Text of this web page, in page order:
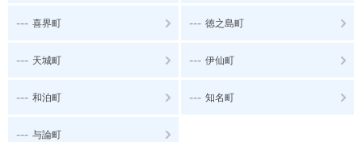
--- 喜界町 --- 徳之島町
--- 天城町 --- 伊仙町
--- 和泊町 --- 知名町
--- 与論町